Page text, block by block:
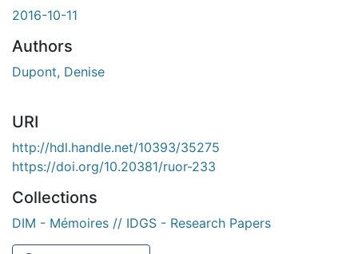
2016-10-11
Authors
Dupont, Denise
URI
http://hdl.handle.net/10393/35275
https://doi.org/10.20381/ruor-233
Collections
DIM - Mémoires // IDGS - Research Papers